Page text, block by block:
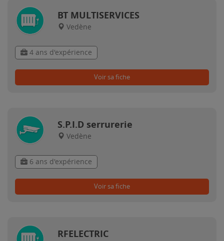
BT MULTISERVICES
Vedène
4 ans d'expérience
Voir sa fiche
S.P.I.D serrurerie
Vedène
6 ans d'expérience
Voir sa fiche
RFELECTRIC